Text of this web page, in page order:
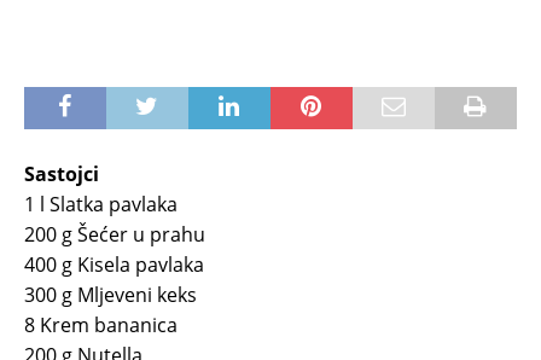
Sastojci
1 l Slatka pavlaka
200 g Šećer u prahu
400 g Kisela pavlaka
300 g Mljeveni keks
8 Krem bananica